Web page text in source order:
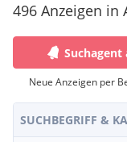
496 Anzeigen in
Neue Anzeigen per
SUCHBEGRIFF &